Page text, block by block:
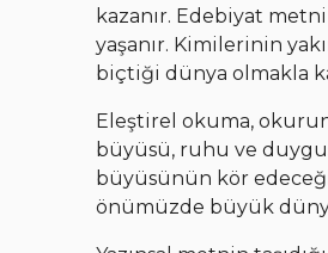
kazanır. Edebiyat
yaşanır. Kimilerinin
biçtiği dünya olmakla
Eleştirel okuma,
büyüsü, ruhu ve
büyüsünün kör
önümüzde büyük